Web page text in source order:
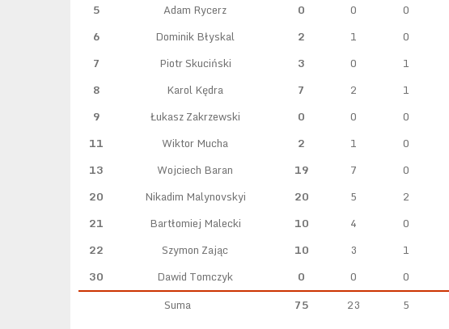
5
Adam Rycerz 0 0 0
6
Dominik Błyskal 2 1 0
7
Piotr Skuciński 3 0 1
8
Karol Kędra 7 2 1
9
Łukasz Zakrzewski 0 0
0
11
Wiktor Mucha 2 1
0
13
Wojciech Baran 19 7 0
20
Nikadim Malynovskyi 20 5 2
21
Bartłomiej Malecki 10 4 0
22
Szymon Zając 10 3 1
30
Dawid Tomczyk 0 0
0
Suma
75 23 5